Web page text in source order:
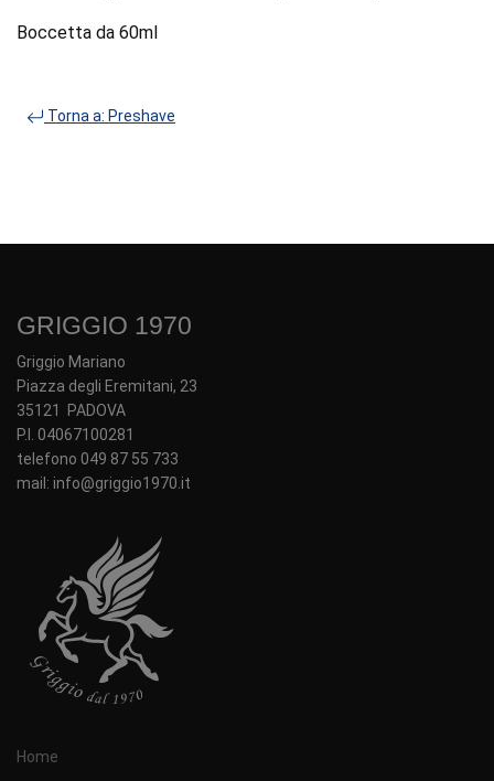
Boccetta da 60ml
Torna a: Preshave
GRIGGIO 1970
Griggio Mariano
Piazza degli Eremitani, 23
35121 PADOVA
P.I. 04067100281
telefono 049 87 55 733
mail: info@griggio1970.it
Home